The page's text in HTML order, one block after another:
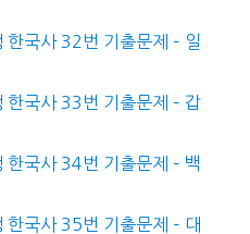
국사 32번 기출문제 – 일
국사 33번 기출문제 – 갑
국사 34번 기출문제 – 백
국사 35번 기출문제 – 대